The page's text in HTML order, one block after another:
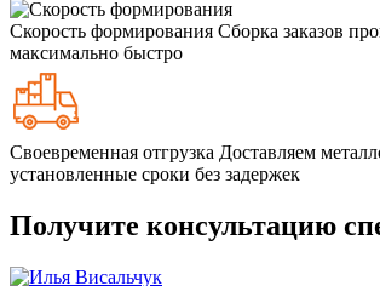
Скорость формирования Сборка заказов
максимально быстро
Своевременная отгрузка Доставляем
установленные сроки без задержек
Получите консультацию